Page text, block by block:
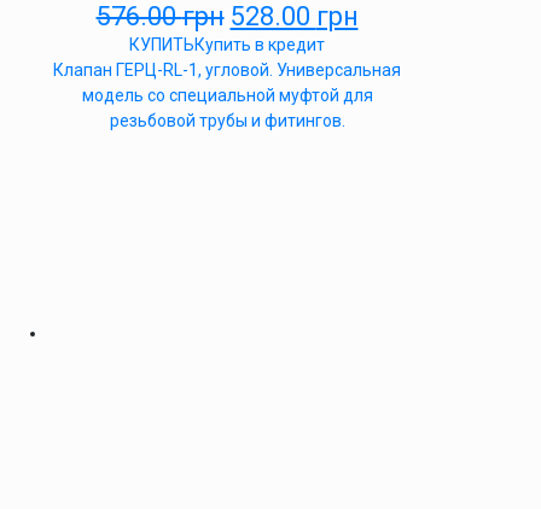
576.00грн 528.00 грн
КУПИТЬКупить в кредит
Клапан ГЕРЦ-RL-1, угловой. Универсальная
модель со специальной муфтой для
резьбовой трубы и фитингов.